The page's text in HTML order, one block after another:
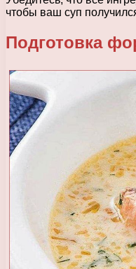
чтобы ваш суп
Подготовка